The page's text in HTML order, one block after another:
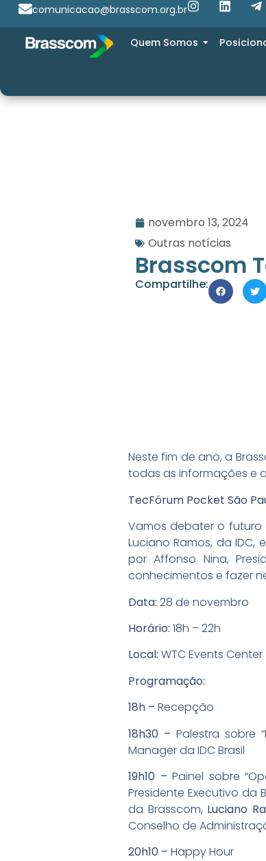
comunicacao@brasscom.org.br
Quem Somos
novembro 13, 2024
Outras notícias
Brasscom
Compartilhe:
Neste fim de ano, a
todas as informações e
TecFórum Pocket São
Vamos debater o futuro
Luciano Ramos, da IDC,
por Affonso Nina,
conhecimentos e fazer
Data: 28 de novembro
Horário: 18h – 22h
Local: WTC Events
Programação:
18h – Recepção
18h30 – Palestra sobre
Manager da IDC Brasil
19h10 – Painel sobre
Presidente Executivo da
da Brasscom, Luciano
Conselho de
20h10 – Happy Hour